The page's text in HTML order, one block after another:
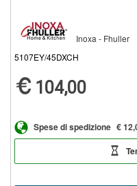
Inoxa - Fhuller
5107EY/45DXCH
104,00
Spese di spedizione €